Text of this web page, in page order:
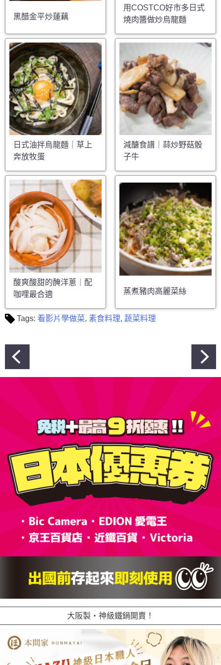
黑醋金平炒蓮藕
用COSTCO好市多日式
燒肉醬做炒烏龍麵
日式油拌烏龍麵｜草上
奔放牧蛋
減醣食譜｜蒜炒野菇骰
子牛
酸爽酸甜的醃洋蔥｜配
咖哩最合適
蒸煮豬肉高麗菜絲
Tags: 看影片學做菜, 素食料理, 蔬菜料理
文
章
大阪製・神級鐵鍋開賣！